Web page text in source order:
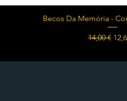
Visualização
Becos Da Memória -
Preço
14,00 €